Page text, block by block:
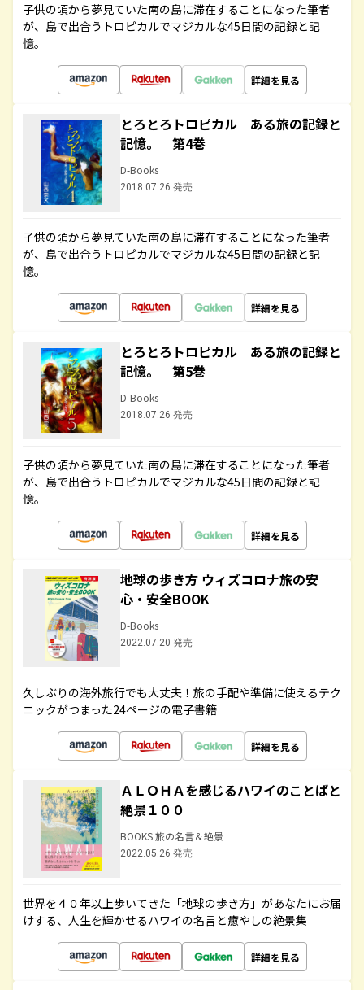
子供の頃から夢見ていた南の島に滞在することになった筆者
が、島で出合うトロピカルでマジカルな45日間の記録と記
憶。
詳細を見る
とろとろトロピカル ある旅の記録と
記憶。 第4巻
D-Books
2018.07.26 発売
子供の頃から夢見ていた南の島に滞在することになった筆者
が、島で出合うトロピカルでマジカルな45日間の記録と記
憶。
詳細を見る
とろとろトロピカル ある旅の記録と
記憶。 第5巻
D-Books
2018.07.26 発売
子供の頃から夢見ていた南の島に滞在することになった筆者
が、島で出合うトロピカルでマジカルな45日間の記録と記
憶。
詳細を見る
地球の歩き方 ウィズコロナ旅の安
心・安全BOOK
D-Books
2022.07.20 発売
久しぶりの海外旅行でも大丈夫！旅の手配や準備に使えるテク
ニックがつまった24ページの電子書籍
詳細を見る
ＡＬＯＨＡを感じるハワイのことばと
絶景１００
BOOKS 旅の名言＆絶景
2022.05.26 発売
世界を４０年以上歩いてきた「地球の歩き方」があなたにお届
けする、人生を輝かせるハワイの名言と癒やしの絶景集
詳細を見る